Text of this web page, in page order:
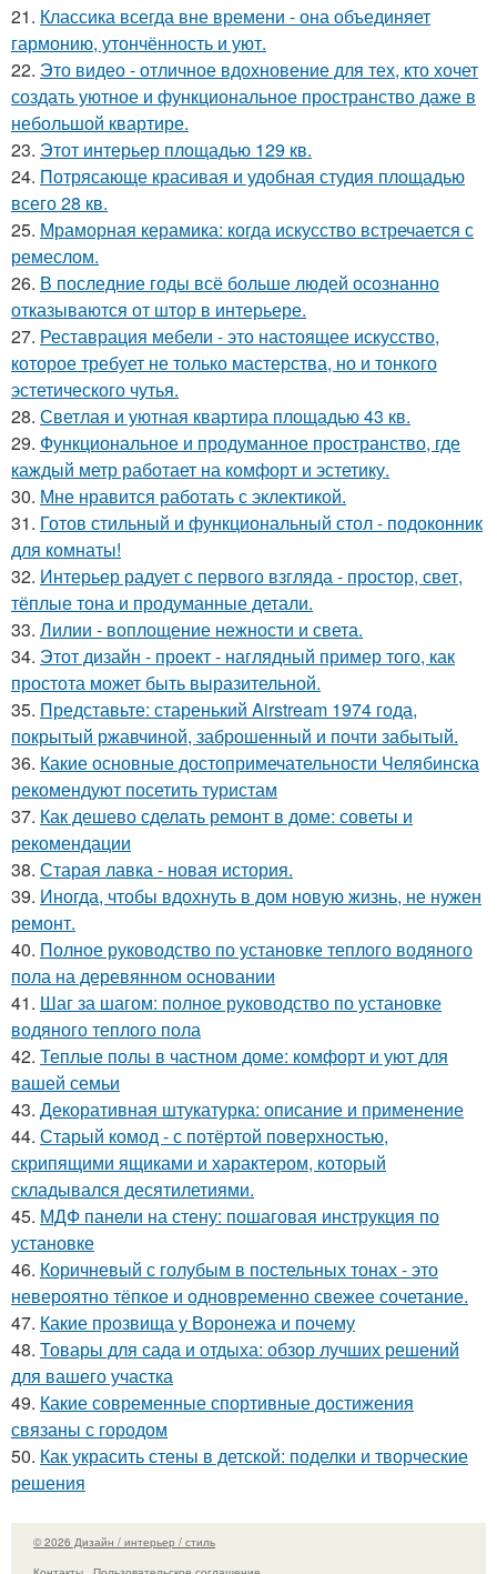
21. Классика всегда вне времени - она объединяет
гармонию, утончённость и уют.
22. Это видео - отличное вдохновение для тех, кто хочет
создать уютное и функциональное пространство даже в
небольшой квартире.
23. Этот интерьер площадью 129 кв.
24. Потрясающе красивая и удобная студия площадью
всего 28 кв.
25. Мраморная керамика: когда искусство встречается с
ремеслом.
26. В последние годы всё больше людей осознанно
отказываются от штор в интерьере.
27. Реставрация мебели - это настоящее искусство,
которое требует не только мастерства, но и тонкого
эстетического чутья.
28. Светлая и уютная квартира площадью 43 кв.
29. Функциональное и продуманное пространство, где
каждый метр работает на комфорт и эстетику.
30. Мне нравится работать с эклектикой.
31. Готов стильный и функциональный стол - подоконник
для комнаты!
32. Интерьер радует с первого взгляда - простор, свет,
тёплые тона и продуманные детали.
33. Лилии - воплощение нежности и света.
34. Этот дизайн - проект - наглядный пример того, как
простота может быть выразительной.
35. Представьте: старенький Airstream 1974 года,
покрытый ржавчиной, заброшенный и почти забытый.
36. Какие основные достопримечательности Челябинска
рекомендуют посетить туристам
37. Как дешево сделать ремонт в доме: советы и
рекомендации
38. Старая лавка - новая история.
39. Иногда, чтобы вдохнуть в дом новую жизнь, не нужен
ремонт.
40. Полное руководство по установке теплого водяного
пола на деревянном основании
41. Шаг за шагом: полное руководство по установке
водяного теплого пола
42. Теплые полы в частном доме: комфорт и уют для
вашей семьи
43. Декоративная штукатурка: описание и применение
44. Старый комод - с потёртой поверхностью,
скрипящими ящиками и характером, который
складывался десятилетиями.
45. МДФ панели на стену: пошаговая инструкция по
установке
46. Коричневый с голубым в постельных тонах - это
невероятно тёпкое и одновременно свежее сочетание.
47. Какие прозвища у Воронежа и почему
48. Товары для сада и отдыха: обзор лучших решений
для вашего участка
49. Какие современные спортивные достижения
связаны с городом
50. Как украсить стены в детской: поделки и творческие
решения
© 2026 Дизайн / интерьер / стиль